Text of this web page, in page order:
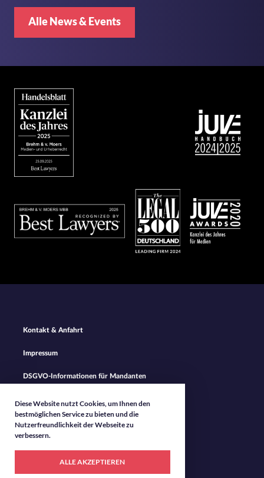
Diese Website nutzt Cookies, um Ihnen den
bestmöglichen Service zu bieten und die
Nutzerfreundlichkeit der Webseite zu
verbessern.
ALLE AKZEPTIEREN
Alle News & Events
Bild
Footer
Navigation
Kontakt & Anfahrt
Impressum
DSGVO-Informationen für Mandanten